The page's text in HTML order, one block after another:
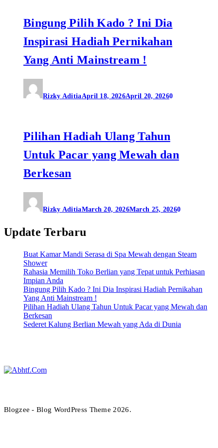
Bingung Pilih Kado ? Ini Dia
Inspirasi Hadiah Pernikahan
Yang Anti Mainstream !
Rizky AditiaApril 18, 2026April 20, 20260
Pilihan Hadiah Ulang Tahun
Untuk Pacar yang Mewah dan
Berkesan
Rizky AditiaMarch 20, 2026March 25, 20260
Update Terbaru
Buat Kamar Mandi Serasa di Spa Mewah dengan Steam
Shower
Rahasia Memilih Toko Berlian yang Tepat untuk Perhiasan
Impian Anda
Bingung Pilih Kado ? Ini Dia Inspirasi Hadiah Pernikahan
Yang Anti Mainstream !
Pilihan Hadiah Ulang Tahun Untuk Pacar yang Mewah dan
Berkesan
Sederet Kalung Berlian Mewah yang Ada di Dunia
Blogzee - Blog WordPress Theme 2026.